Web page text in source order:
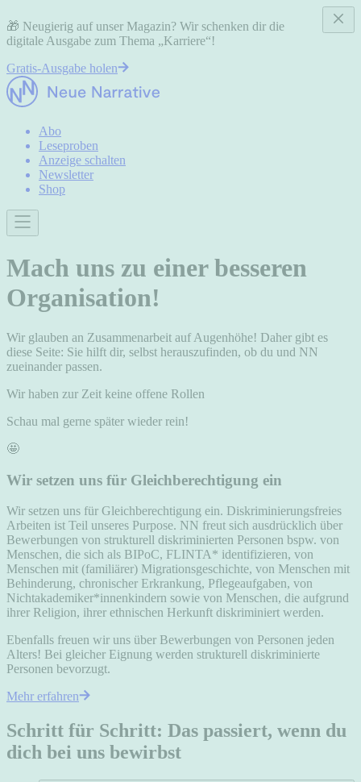
🎁 Neugierig auf unser Magazin? Wir schenken dir die
digitale Ausgabe zum Thema „Karriere“!
Gratis-Ausgabe holen
Abo
Leseproben
Anzeige schalten
Newsletter
Shop
Mach uns zu einer besseren
Organisation!
Wir glauben an Zusammenarbeit auf Augenhöhe! Daher gibt es
diese Seite: Sie hilft dir, selbst herauszufinden, ob du und NN
zueinander passen.
Wir haben zur Zeit keine offene Rollen
Schau mal gerne später wieder rein!
🤩
Wir setzen uns für Gleichberechtigung ein
Wir setzen uns für Gleichberechtigung ein. Diskriminierungsfreies
Arbeiten ist Teil unseres Purpose. NN freut sich ausdrücklich über
Bewerbungen von strukturell diskriminierten Personen bspw. von
Menschen, die sich als BIPoC, FLINTA* identifizieren, von
Menschen mit (familiärer) Migrationsgeschichte, von Menschen mit
Behinderung, chronischer Erkrankung, Pflegeaufgaben, von
Nichtakademiker*innenkindern sowie von Menschen, die aufgrund
ihrer Religion, ihrer ethnischen Herkunft diskriminiert werden.
Ebenfalls freuen wir uns über Bewerbungen von Personen jeden
Alters! Bei gleicher Eignung werden strukturell diskriminierte
Personen bevorzugt.
Mehr erfahren
Schritt für Schritt: Das passiert, wenn du
dich bei uns bewirbst